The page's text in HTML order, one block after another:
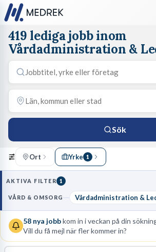
419 lediga jobb inom
Vårdadministration &
Sök
Ort Yrke 1
AKTIVA FILTER 1
VÅRD & OMSORG Vårdadministration &
58 nya jobbkom in i veckan på din
Vill du få mejl när fler kommer in?